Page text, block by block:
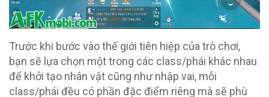
Trước khi bước vào thế giới tiên hiệp của trò chơi,
bạn sẽ lựa chọn một trong các class/phái khác nhau
để khởi tạo nhân vật cũng như nhập vai, mỗi
class/phái đều có phần đặc điểm riêng mà sẽ phù